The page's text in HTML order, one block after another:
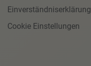
Cookie Einstellungen